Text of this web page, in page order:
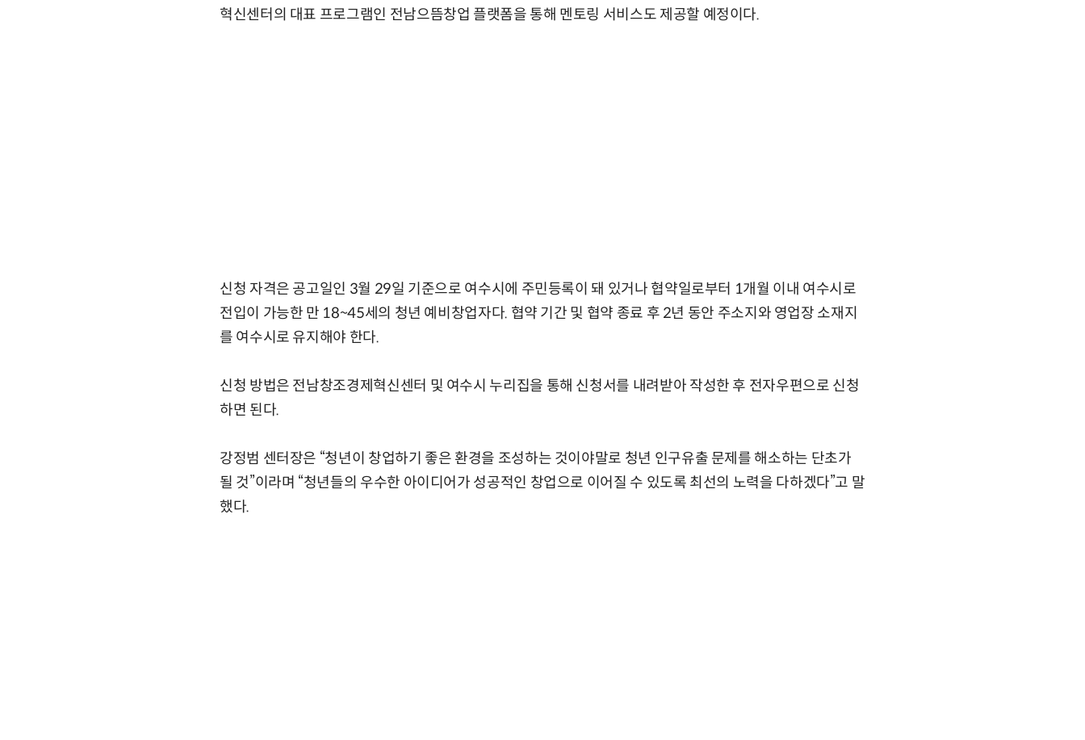
혁신센터의 대표 프로그램인 전남으뜸창업 플랫폼을 통해 멘토링 서비스도 제공할 예정이다.
신청 자격은 공고일인 3월 29일 기준으로 여수시에 주민등록이 돼 있거나 협약일로부터 1개월 이내 여수시로
전입이 가능한 만 18~45세의 청년 예비창업자다. 협약 기간 및 협약 종료 후 2년 동안 주소지와 영업장 소재지
를 여수시로 유지해야 한다.
신청 방법은 전남창조경제혁신센터 및 여수시 누리집을 통해 신청서를 내려받아 작성한 후 전자우편으로 신청
하면 된다.
강정범 센터장은 “청년이 창업하기 좋은 환경을 조성하는 것이야말로 청년 인구유출 문제를 해소하는 단초가
될 것”이라며 “청년들의 우수한 아이디어가 성공적인 창업으로 이어질 수 있도록 최선의 노력을 다하겠다”고 말
했다.